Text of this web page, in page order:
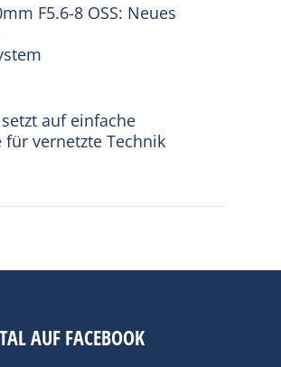
F5.6-8 OSS: Neues
auf einfache
für vernetzte Technik
AUF FACEBOOK